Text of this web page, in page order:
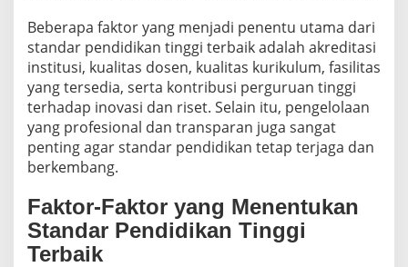
Beberapa faktor yang menjadi penentu utama dari
standar pendidikan tinggi terbaik adalah akreditasi
institusi, kualitas dosen, kualitas kurikulum, fasilitas
yang tersedia, serta kontribusi perguruan tinggi
terhadap inovasi dan riset. Selain itu, pengelolaan
yang profesional dan transparan juga sangat
penting agar standar pendidikan tetap terjaga dan
berkembang.
Faktor-Faktor yang Menentukan
Standar Pendidikan Tinggi
Terbaik